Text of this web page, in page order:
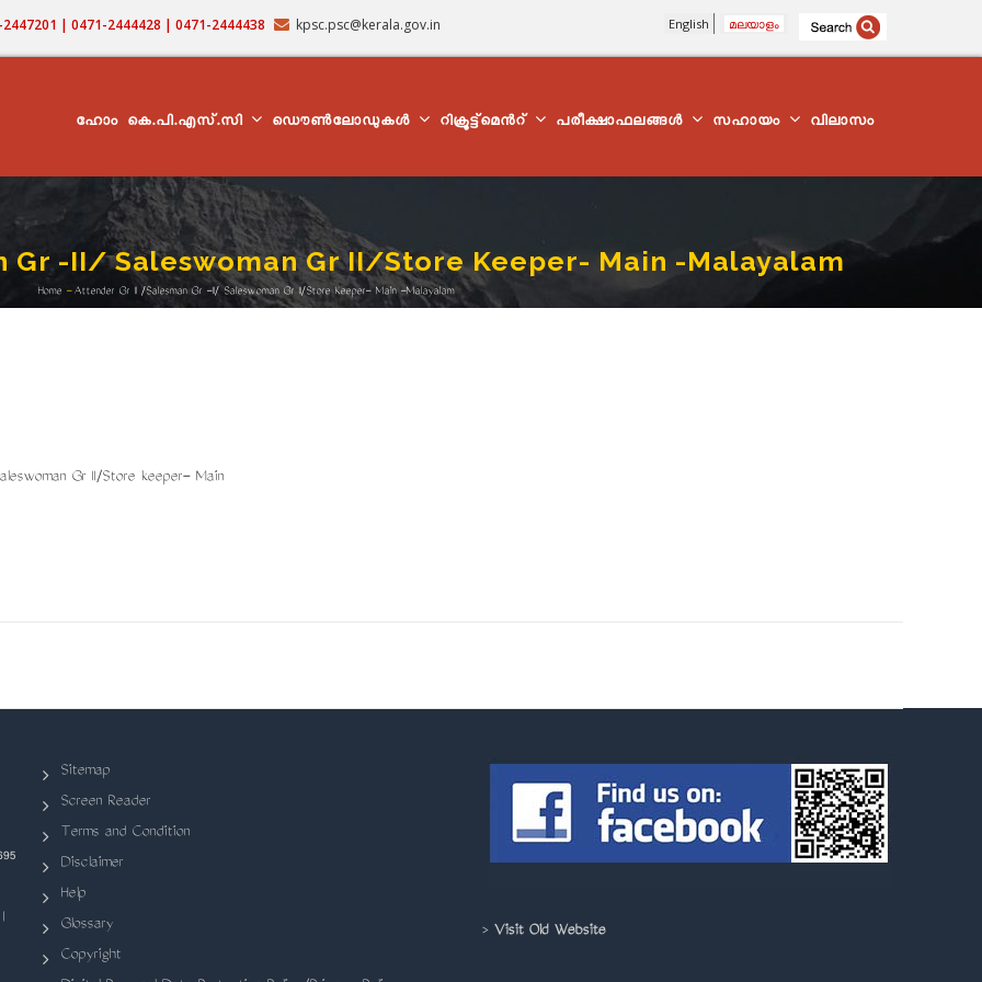
| 0471-2444428 | 0471-2444438 kpsc.psc@kerala.gov.in English മലയാളം
NAVIGATION
ഹോം കെ.പി.എസ്.സി ഡൌൺലോഡുകൾ റിക്രൂട്ട്മെന്‍റ് പരീക്ഷാഫലങ്ങൾ സഹായം വിലാസം
Gr -II/ Saleswoman Gr II/Store Keeper- Main -Malayalam
Breadcrumb
Home - Attender Gr II /Salesman Gr -II/ Saleswoman Gr II/Store Keeper- Main -Malayalam
Gr II/Store keeper- Main
Sitemap
Screen Reader
Terms and Condition
Disclaimer
Help
Glossary
Copyright
> Visit Old Website